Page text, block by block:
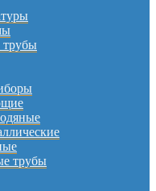
трубы
трубы